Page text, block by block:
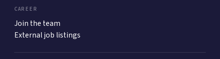
CAREER
Join the team
External job listings